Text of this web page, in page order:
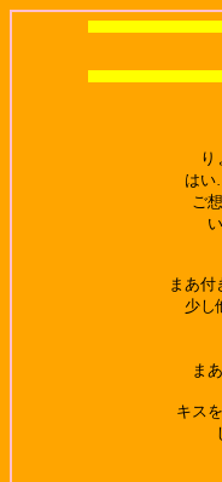
り
はい
ご
まあ付
少し
ま
キス